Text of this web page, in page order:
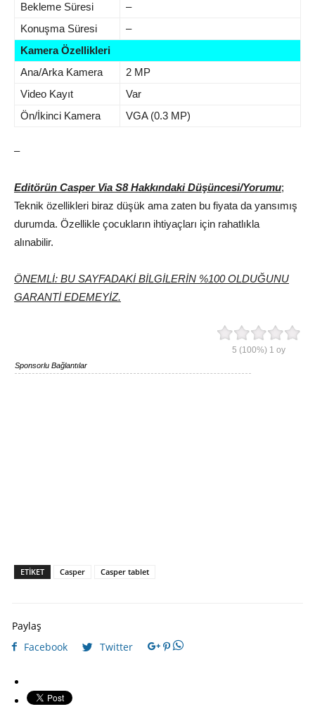
Bekleme Süresi
–
Konuşma Süresi
–
Kamera Özellikleri
Ana/Arka Kamera
2 MP
Video Kayıt
Var
Ön/İkinci Kamera
VGA (0.3 MP)
–
Editörün Casper Via S8 Hakkındaki Düşüncesi/Yorumu;
Teknik özellikleri biraz düşük ama zaten bu fiyata da yansımış
durumda. Özellikle çocukların ihtiyaçları için rahatlıkla
alınabilir.
ÖNEMLİ: BU SAYFADAKİ BİLGİLERİN %100 OLDUĞUNU
GARANTİ EDEMEYİZ.
5 (100%) 1 oy
Sponsorlu Bağlantılar
ETIKET Casper Casper tablet
Paylaş
Facebook
Twitter